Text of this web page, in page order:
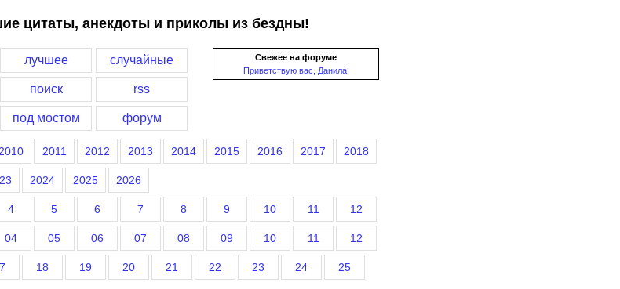
цитаты, анекдоты и приколы из бездны!
Свежее на форуме
Приветствую вас, Данила!
лучшее случайные
поиск rss
под мостом форум
2010 2011 2012 2013 2014 2015 2016 2017 2018
2024 2025 2026
4 5 6 7 8 9 10 11 12
04 05 06 07 08 09 10 11 12
18 19 20 21 22 23 24 25